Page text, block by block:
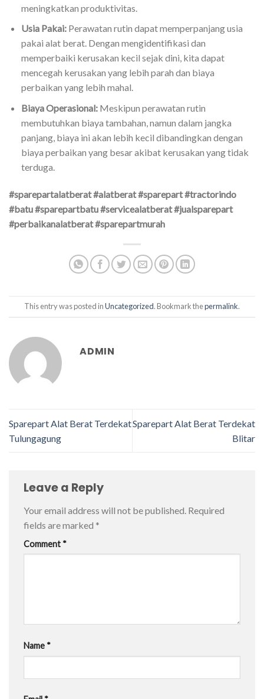
meningkatkan produktivitas.
Usia Pakai:Perawatan rutin dapat memperpanjang usia
pakai alat berat. Dengan mengidentifikasi dan
memperbaiki kerusakan kecil sejak dini, kita dapat
mencegah kerusakan yang lebih parah dan biaya
perbaikan yang lebih mahal.
Biaya Operasional:Meskipun perawatan rutin
membutuhkan biaya tambahan, namun dalam jangka
panjang, biaya ini akan lebih kecil dibandingkan dengan
biaya perbaikan yang besar akibat kerusakan yang tidak
terduga.
#sparepartalatberat #alatberat #sparepart #tractorindo
#batu #sparepartbatu #servicealatberat #jualsparepart
#perbaikanalatberat #sparepartmurah
This entry was posted inUncategorized. Bookmark thepermalink.
ADMIN
Sparepart Alat Berat Terdekat
Tulungagung
Sparepart Alat Berat Terdekat
Blitar
Leave a Reply
Your email address will not be published. Required
fields are marked *
Comment *
Name *